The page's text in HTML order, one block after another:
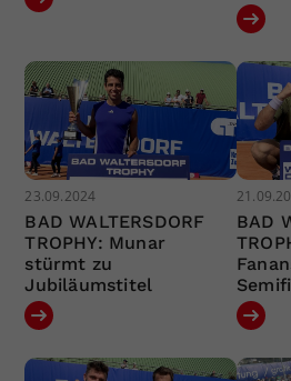
23.09.2024
BAD WALTERSDORF
TROPHY: Munar
stürmt zu
Jubiläumstitel
BAD